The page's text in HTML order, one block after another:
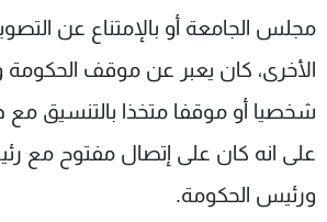
مجلس الجامعة أو بالإمتناع عن
الأخرى، كان يعبر عن موقف الحكومة
شخصيا أو موقفا متخذا بالتنسيق
على انه كان على إتصال مفتوح مع
ورئيس الحكومة.